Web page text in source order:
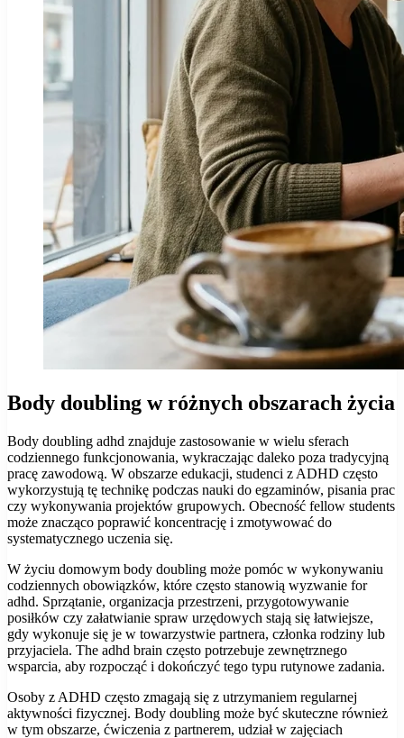
Body doubling w różnych obszarach życia
Body doubling adhd znajduje zastosowanie w wielu sferach
codziennego funkcjonowania, wykraczając daleko poza tradycyjną
pracę zawodową. W obszarze edukacji, studenci z ADHD często
wykorzystują tę technikę podczas nauki do egzaminów, pisania prac
czy wykonywania projektów grupowych. Obecność fellow students
może znacząco poprawić koncentrację i zmotywować do
systematycznego uczenia się.
W życiu domowym body doubling może pomóc w wykonywaniu
codziennych obowiązków, które często stanowią wyzwanie for
adhd. Sprzątanie, organizacja przestrzeni, przygotowywanie
posiłków czy załatwianie spraw urzędowych stają się łatwiejsze,
gdy wykonuje się je w towarzystwie partnera, członka rodziny lub
przyjaciela. The adhd brain często potrzebuje zewnętrznego
wsparcia, aby rozpocząć i dokończyć tego typu rutynowe zadania.
Osoby z ADHD często zmagają się z utrzymaniem regularnej
aktywności fizycznej. Body doubling może być skuteczne również
w tym obszarze, ćwiczenia z partnerem, udział w zajęciach